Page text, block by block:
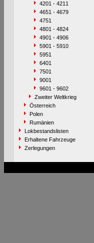
4201 - 4211
4651 - 4679
4751
4801 - 4824
4901 - 4906
5901 - 5910
5951
6401
7501
9001
9601 - 9602
Zweiter Weltkrieg
Österreich
Polen
Rumänien
Lokbestandslisten
Erhaltene Fahrzeuge
Zerlegungen